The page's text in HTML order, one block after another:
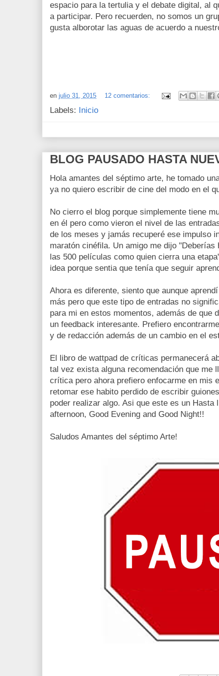
espacio para la tertulia y el debate digital, al
a participar. Pero recuerden, no somos un
gusta alborotar las aguas de acuerdo a
en julio 31, 2015 12 comentarios:
Labels: Inicio
BLOG PAUSADO HASTA
Hola amantes del séptimo arte, he tomado
ya no quiero escribir de cine del modo en el
No cierro el blog porque simplemente tiene
en él pero como vieron el nivel de las
de los meses y jamás recuperé ese impulso
maratón cinéfila. Un amigo me dijo "Deberías
las 500 películas como quien cierra una
idea porque sentia que tenía que seguir
Ahora es diferente, siento que aunque
más pero que este tipo de entradas no
para mi en estos momentos, además de que
un feedback interesante. Prefiero
y de redacción además de un cambio en el
El libro de wattpad de críticas permanecerá
tal vez exista alguna recomendación que me
crítica pero ahora prefiero enfocarme en mis
retomar ese habito perdido de escribir
poder realizar algo. Asi que este es un Hasta
afternoon, Good Evening and Good Night!!
Saludos Amantes del séptimo Arte!